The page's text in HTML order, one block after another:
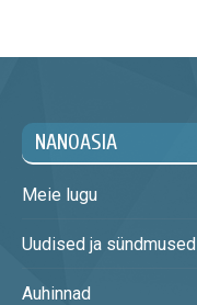
NANOASIA
Meie lugu
Uudised ja sündmused
Auhinnad